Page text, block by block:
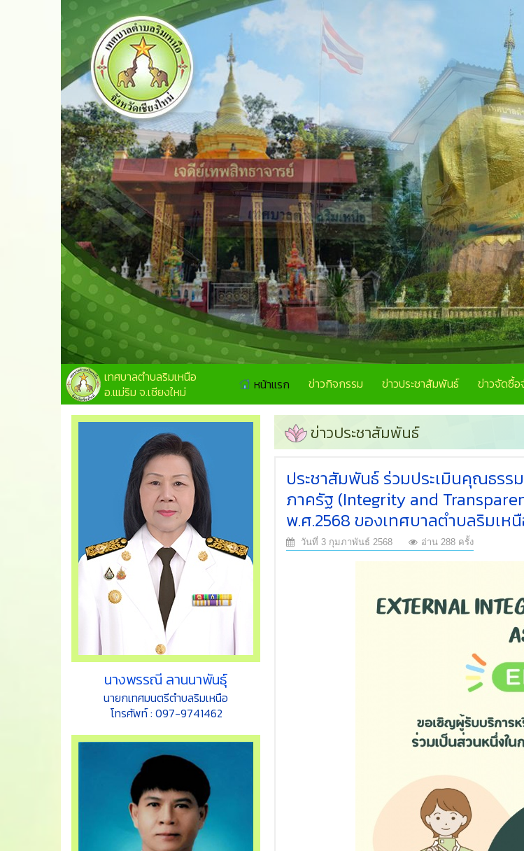
เทศบาลตำบลริมเหนือ
อ.แม่ริม จ.เชียงใหม่
หน้าแรก ข่าวกิจกรรม ข่าวประชาสัมพันธ์ ข่าวจัดซื้อ
นางพรรณี ลานนาพันธุ์
นายกเทศมนตรีตำบลริมเหนือ
โทรศัพท์ : 097-9741462
ข่าวประชาสัมพันธ์
ประชาสัมพันธ์ ร่วมประเมินคุณธรร
ภาครัฐ (Integrity and
พ.ศ.2568 ของเทศบาลตำบลริมเห
วันที่ 3 กุมภาพันธ์ 2568 อ่าน 288 ครั้ง